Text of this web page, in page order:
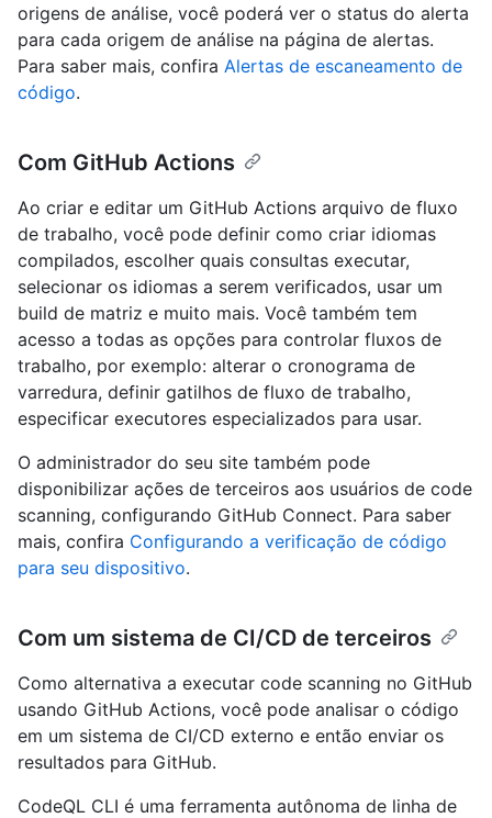
origens de análise, você poderá ver o status do alerta
para cada origem de análise na página de alertas.
Para saber mais, confira Alertas de escaneamento de
código.
Com GitHub Actions
Ao criar e editar um GitHub Actions arquivo de fluxo
de trabalho, você pode definir como criar idiomas
compilados, escolher quais consultas executar,
selecionar os idiomas a serem verificados, usar um
build de matriz e muito mais. Você também tem
acesso a todas as opções para controlar fluxos de
trabalho, por exemplo: alterar o cronograma de
varredura, definir gatilhos de fluxo de trabalho,
especificar executores especializados para usar.
O administrador do seu site também pode
disponibilizar ações de terceiros aos usuários de code
scanning, configurando GitHub Connect. Para saber
mais, confira Configurando a verificação de código
para seu dispositivo.
Com um sistema de CI/CD de terceiros
Como alternativa a executar code scanning no GitHub
usando GitHub Actions, você pode analisar o código
em um sistema de CI/CD externo e então enviar os
resultados para GitHub.
CodeQL CLI é uma ferramenta autônoma de linha de